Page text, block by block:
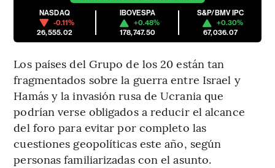
NASDAQ
-0.11%
26,555.02
IBOVESPA
+0.48%
178,747.50
S&P/BMV IPC
+0.30%
67,036.07
Los países del Grupo de los 20 están tan
fragmentados sobre la guerra entre Israel y
Hamás y la invasión rusa de Ucrania que
podrían verse obligados a reducir el alcance
del foro para evitar por completo las
cuestiones geopolíticas este año, según
personas familiarizadas con el asunto.